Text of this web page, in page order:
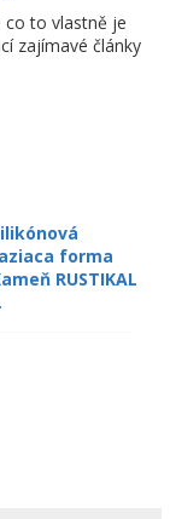
co to vlastně je
zajímavé články
forma
RUSTIKAL